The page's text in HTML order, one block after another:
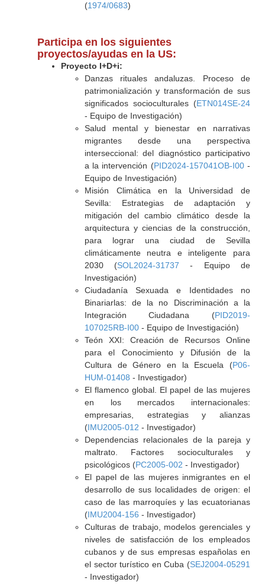
(1974/0683)
Participa en los siguientes
proyectos/ayudas en la US:
Proyecto I+D+i:
Danzas rituales andaluzas. Proceso de
patrimonialización y transformación de sus
significados socioculturales (ETN014SE-24
- Equipo de Investigación)
Salud mental y bienestar en narrativas
migrantes desde una perspectiva
interseccional: del diagnóstico participativo
a la intervención (PID2024-157041OB-I00-
Equipo de Investigación)
Misión Climática en la Universidad de
Sevilla: Estrategias de adaptación y
mitigación del cambio climático desde la
arquitectura y ciencias de la construcción,
para lograr una ciudad de Sevilla
climáticamente neutra e inteligente para
2030 (SOL2024-31737 - Equipo de
Investigación)
Ciudadanía Sexuada e Identidades no
Binariarlas: de la no Discriminación a la
Integración Ciudadana (PID2019-
107025RB-I00- Equipo de Investigación)
Teón XXI: Creación de Recursos Online
para el Conocimiento y Difusión de la
Cultura de Género en la Escuela (P06-
HUM-01408 - Investigador)
El flamenco global. El papel de las mujeres
en los mercados internacionales:
empresarias, estrategias y alianzas
(IMU2005-012 - Investigador)
Dependencias relacionales de la pareja y
maltrato. Factores socioculturales y
psicológicos (PC2005-002 - Investigador)
El papel de las mujeres inmigrantes en el
desarrollo de sus localidades de origen: el
caso de las marroquíes y las ecuatorianas
(IMU2004-156 - Investigador)
Culturas de trabajo, modelos gerenciales y
niveles de satisfacción de los empleados
cubanos y de sus empresas españolas en
el sector turístico en Cuba (SEJ2004-05291
- Investigador)